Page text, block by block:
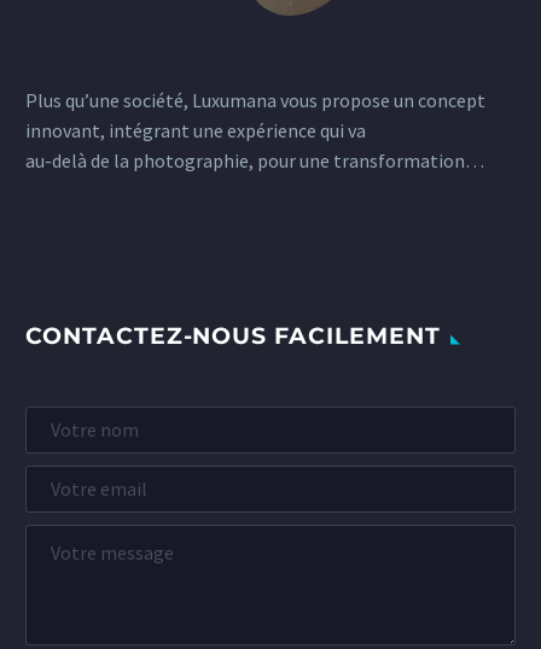
Plus qu’une société, Luxumana vous propose un concept
innovant, intégrant une expérience qui va
au-delà de la photographie, pour une transformation…
CONTACTEZ-NOUS FACILEMENT